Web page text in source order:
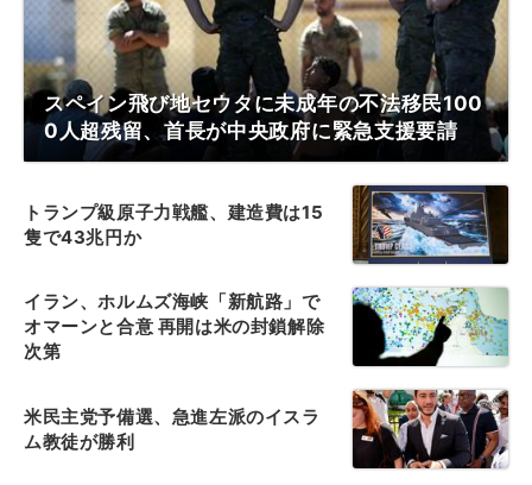
スペイン飛び地セウタに未成年の不法移民100
0人超残留、首長が中央政府に緊急支援要請
トランプ級原子力戦艦、建造費は15
隻で43兆円か
イラン、ホルムズ海峡「新航路」で
オマーンと合意 再開は米の封鎖解除
次第
米民主党予備選、急進左派のイスラ
ム教徒が勝利